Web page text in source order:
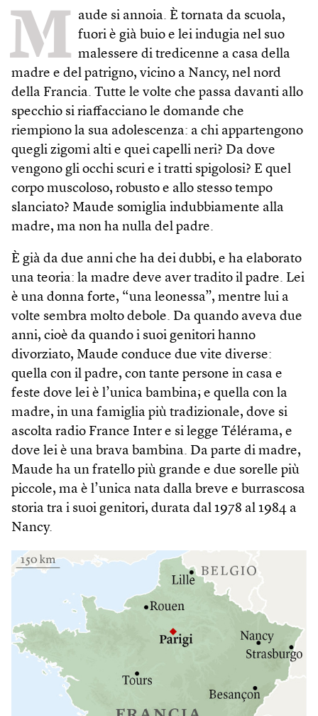
M aude si annoia. È tornata da scuola,
fuori è già buio e lei indugia nel suo
malessere di tredicenne a casa della
madre e del patrigno, vicino a Nancy, nel nord
della Francia. Tutte le volte che passa davanti allo
specchio si riaffacciano le domande che
riempiono la sua adolescenza: a chi appartengono
quegli zigomi alti e quei capelli neri? Da dove
vengono gli occhi scuri e i tratti spigolosi? E quel
corpo muscoloso, robusto e allo stesso tempo
slanciato? Maude somiglia indubbiamente alla
madre, ma non ha nulla del padre.
È già da due anni che ha dei dubbi, e ha elaborato
una teoria: la madre deve aver tradito il padre. Lei
è una donna forte, “una leonessa”, mentre lui a
volte sembra molto debole. Da quando aveva due
anni, cioè da quando i suoi genitori hanno
divorziato, Maude conduce due vite diverse:
quella con il padre, con tante persone in casa e
feste dove lei è l’unica bambina; e quella con la
madre, in una famiglia più tradizionale, dove si
ascolta radio France Inter e si legge Télérama, e
dove lei è una brava bambina. Da parte di madre,
Maude ha un fratello più grande e due sorelle più
piccole, ma è l’unica nata dalla breve e burrascosa
storia tra i suoi genitori, durata dal 1978 al 1984 a
Nancy.